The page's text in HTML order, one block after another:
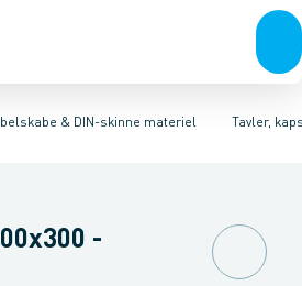
& DIN-skinne materiel
& lampeudtagForgreningsmateriel
Tavler,
Fordelings-/byggepladstavler
skab)Dækplade / mærkeplade
-